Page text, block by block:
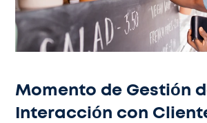
Momento de Gestión
Interacción con